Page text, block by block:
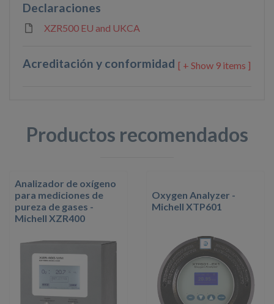
Declaraciones
XZR500 EU and UKCA
Acreditación y conformidad 9 items ]
Productos recomendados
Analizador de oxígeno
para mediciones de
pureza de gases -
Michell XZR400
Oxygen Analyzer -
Michell XTP601